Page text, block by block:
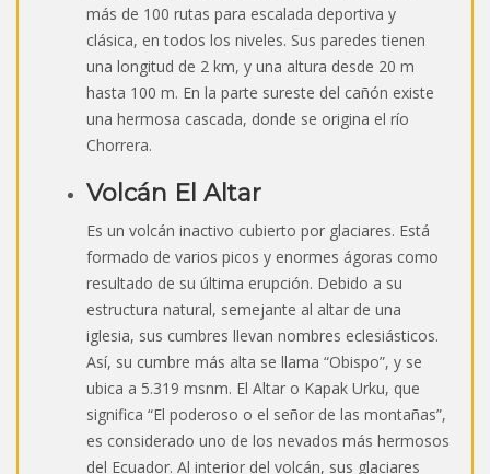
más de 100 rutas para escalada deportiva y
clásica, en todos los niveles. Sus paredes tienen
una longitud de 2 km, y una altura desde 20 m
hasta 100 m. En la parte sureste del cañón existe
una hermosa cascada, donde se origina el río
Chorrera.
Volcán El Altar
Es un volcán inactivo cubierto por glaciares. Está
formado de varios picos y enormes ágoras como
resultado de su última erupción. Debido a su
estructura natural, semejante al altar de una
iglesia, sus cumbres llevan nombres eclesiásticos.
Así, su cumbre más alta se llama “Obispo”, y se
ubica a 5.319 msnm. El Altar o Kapak Urku, que
significa “El poderoso o el señor de las montañas”,
es considerado uno de los nevados más hermosos
del Ecuador. Al interior del volcán, sus glaciares